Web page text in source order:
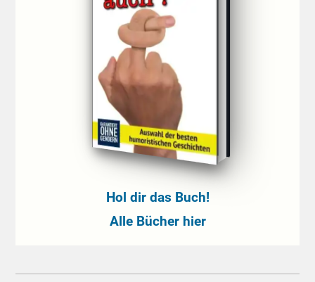
Hol dir das Buch!
Alle Bücher hier